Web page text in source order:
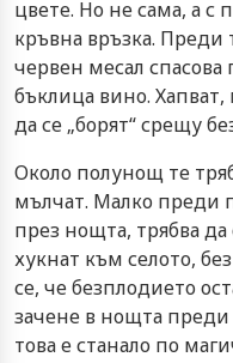
цвете. Но не сама, а с
кръвна връзка. Преди
червен месал
бъклица вино.
да се „борят“ срещу
Около полунощ те
мълчат. Малко преди
през нощта, трябва да
хукнат към селото,
се, че безплодието
зачене в нощта преди
това е станало по